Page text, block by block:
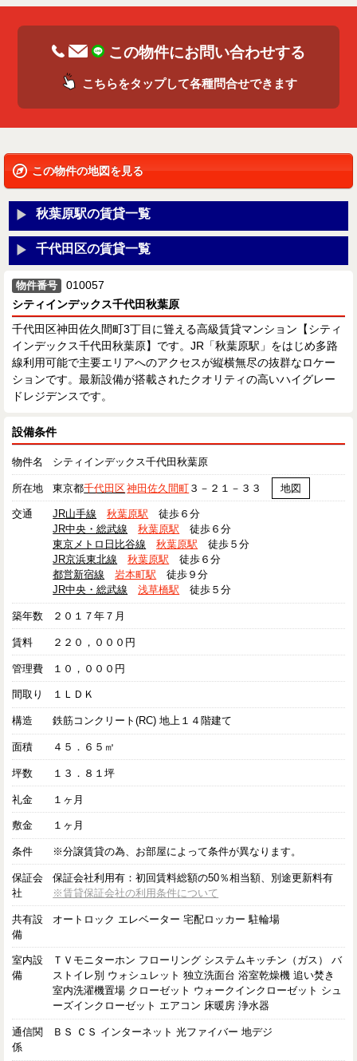
この物件にお問い合わせする
こちらをタップして各種問合せできます
この物件の地図を見る
秋葉原駅の賃貸一覧
千代田区の賃貸一覧
物件番号
010057
シティインデックス千代田秋葉原
千代田区神田佐久間町3丁目に聳える高級賃貸マンション【シティ
インデックス千代田秋葉原】です。JR「秋葉原駅」をはじめ多路
線利用可能で主要エリアへのアクセスが縦横無尽の抜群なロケー
ションです。最新設備が搭載されたクオリティの高いハイグレー
ドレジデンスです。
設備条件
物件名 シティインデックス千代田秋葉原
所在地 東京都千代田区神田佐久間町 ３－２１－３３ 地図
交通 JR山手線 秋葉原駅 徒歩６分
JR中央・総武線
秋葉原駅 徒歩６分
東京メトロ日比谷線
秋葉原駅 徒歩５分
JR京浜東北線
秋葉原駅 徒歩６分
都営新宿線
岩本町駅 徒歩９分
JR中央・総武線
浅草橋駅 徒歩５分
築年数 ２０１７年７月
賃料 ２２０，０００円
管理費 １０，０００円
間取り １ＬＤＫ
構造 鉄筋コンクリート(RC) 地上１４階建て
面積 ４５．６５㎡
坪数 １３．８１坪
礼金 １ヶ月
敷金 １ヶ月
条件 ※分譲賃貸の為、お部屋によって条件が異なります。
保証会
社
保証会社利用有：初回賃料総額の50％相当額、別途更新料有
※賃貸保証会社の利用条件について
共有設
備
オートロック エレベーター 宅配ロッカー 駐輪場
室内設
備
ＴＶモニターホン フローリング システムキッチン（ガス） バ
ストイレ別 ウォシュレット 独立洗面台 浴室乾燥機 追い焚き
室内洗濯機置場 クローゼット ウォークインクローゼット シュ
ーズインクローゼット エアコン 床暖房 浄水器
通信関
係
ＢＳ ＣＳ インターネット 光ファイバー 地デジ